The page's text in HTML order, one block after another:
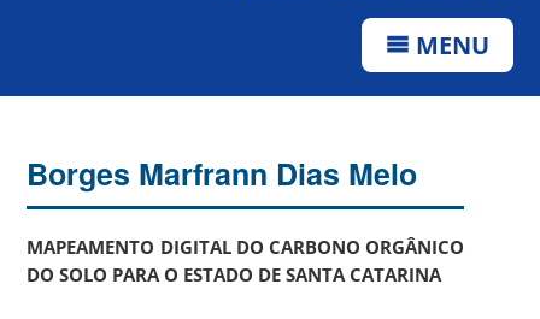
MENU
Borges Marfrann Dias Melo
MAPEAMENTO DIGITAL DO CARBONO ORGÂNICO
DO SOLO PARA O ESTADO DE SANTA CATARINA